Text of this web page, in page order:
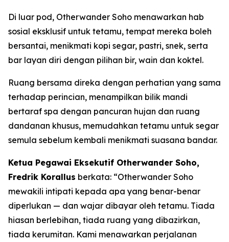
Di luar pod, Otherwander Soho menawarkan hab
sosial eksklusif untuk tetamu, tempat mereka boleh
bersantai, menikmati kopi segar, pastri, snek, serta
bar layan diri dengan pilihan bir, wain dan koktel.
Ruang bersama direka dengan perhatian yang sama
terhadap perincian, menampilkan bilik mandi
bertaraf spa dengan pancuran hujan dan ruang
dandanan khusus, memudahkan tetamu untuk segar
semula sebelum kembali menikmati suasana bandar.
Ketua Pegawai Eksekutif Otherwander Soho,
Fredrik Korallus berkata: “Otherwander Soho
mewakili intipati kepada apa yang benar-benar
diperlukan — dan wajar dibayar oleh tetamu. Tiada
hiasan berlebihan, tiada ruang yang dibazirkan,
tiada kerumitan. Kami menawarkan perjalanan